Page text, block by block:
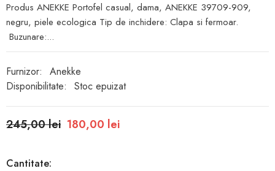
Produs ANEKKE Portofel casual, dama, ANEKKE 39709-909,
negru, piele ecologica Tip de inchidere: Clapa si fermoar.
Buzunare:...
Furnizor:
Anekke
Disponibilitate:
Stoc epuizat
245,00 lei 180,00 lei
Cantitate: